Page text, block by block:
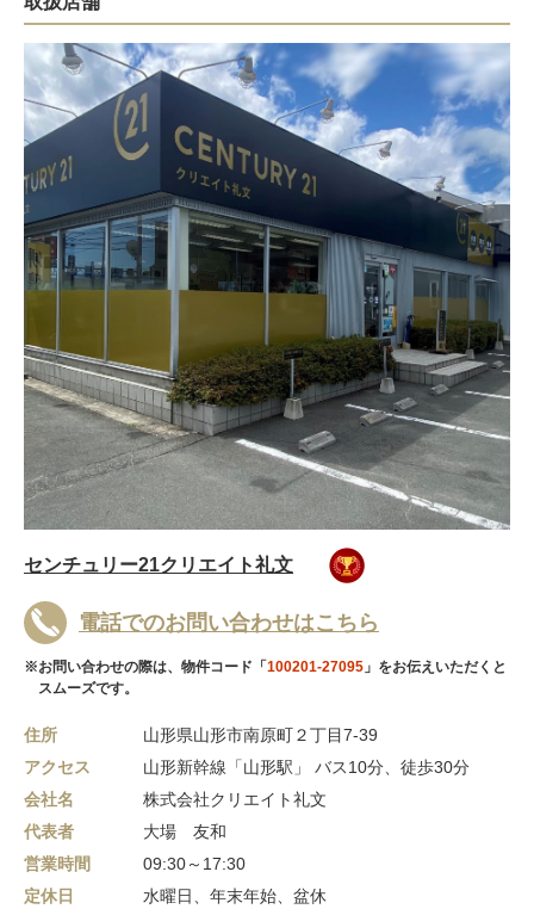
センチュリー21クリエイト礼文
電話でのお問い合わせはこちら
※お問い合わせの際は、物件コード「 100201-27095 」をお伝えいただくと
スムーズです。
住所
山形県山形市南原町２丁目7-39
アクセス
山形新幹線「山形駅」 バス10分、徒歩30分
会社名
株式会社クリエイト礼文
代表者
大場 友和
営業時間
09:30～17:30
定休日
水曜日、年末年始、盆休